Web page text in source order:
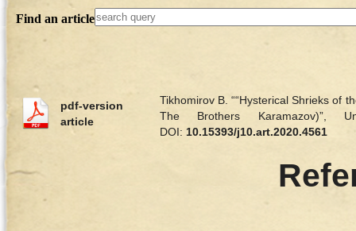
Find an article
pdf-version
article
Tikhomirov B. ““Hysterical Shrieks of
The Brothers
DOI: 10.15393/j10.art.2020.4561